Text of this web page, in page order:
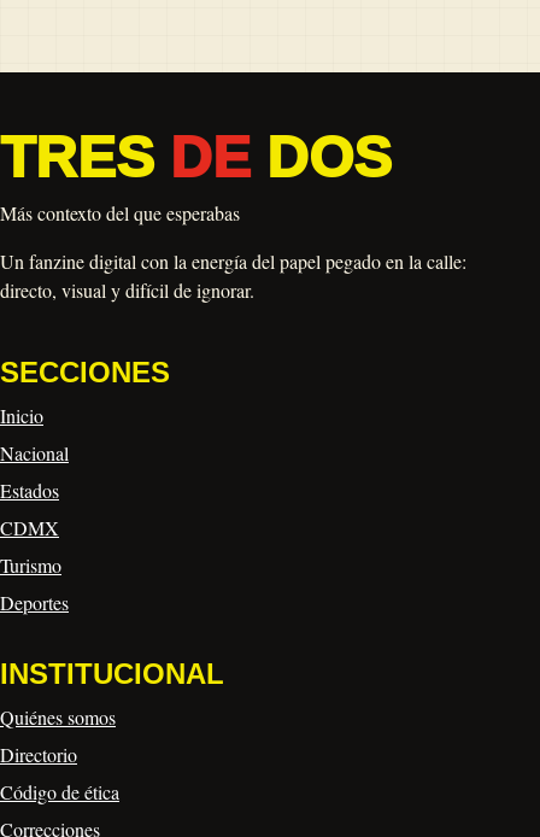
TRES DEDOS
Más contexto del que esperabas
Un fanzine digital con la energía del papel pegado en la calle:
directo, visual y difícil de ignorar.
SECCIONES
Inicio
Nacional
Estados
CDMX
Turismo
Deportes
INSTITUCIONAL
Quiénes somos
Directorio
Código de ética
Correcciones